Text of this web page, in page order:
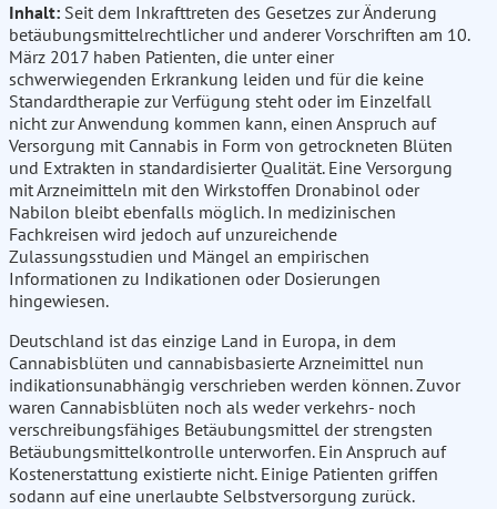
Inhalt: Seit dem Inkrafttreten des Gesetzes zur Änderung
betäubungsmittelrechtlicher und anderer Vorschriften am 10.
März 2017 haben Patienten, die unter einer
schwerwiegenden Erkrankung leiden und für die keine
Standardtherapie zur Verfügung steht oder im Einzelfall
nicht zur Anwendung kommen kann, einen Anspruch auf
Versorgung mit Cannabis in Form von getrockneten Blüten
und Extrakten in standardisierter Qualität. Eine Versorgung
mit Arzneimitteln mit den Wirkstoffen Dronabinol oder
Nabilon bleibt ebenfalls möglich. In medizinischen
Fachkreisen wird jedoch auf unzureichende
Zulassungsstudien und Mängel an empirischen
Informationen zu Indikationen oder Dosierungen
hingewiesen.
Deutschland ist das einzige Land in Europa, in dem
Cannabisblüten und cannabisbasierte Arzneimittel nun
indikationsunabhängig verschrieben werden können. Zuvor
waren Cannabisblüten noch als weder verkehrs- noch
verschreibungsfähiges Betäubungsmittel der strengsten
Betäubungsmittelkontrolle unterworfen. Ein Anspruch auf
Kostenerstattung existierte nicht. Einige Patienten griffen
sodann auf eine unerlaubte Selbstversorgung zurück.